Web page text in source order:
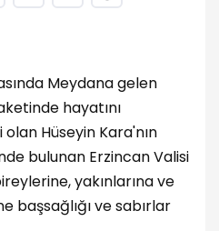
Meydana gelen
hayatını
Hüseyin Kara'nın
bulunan Erzincan Valisi
yakınlarına ve
başsağlığı ve sabırlar